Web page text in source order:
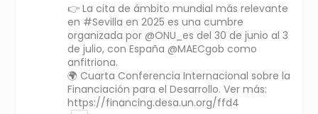
👉 La cita de ámbito mundial más relevante
en #Sevilla en 2025 es una cumbre
organizada por @ONU_es del 30 de junio al 3
de julio, con España @MAECgob como
anfitriona.
🌍 Cuarta Conferencia Internacional sobre la
Financiación para el Desarrollo. Ver más:
https://financing.desa.un.org/ffd4